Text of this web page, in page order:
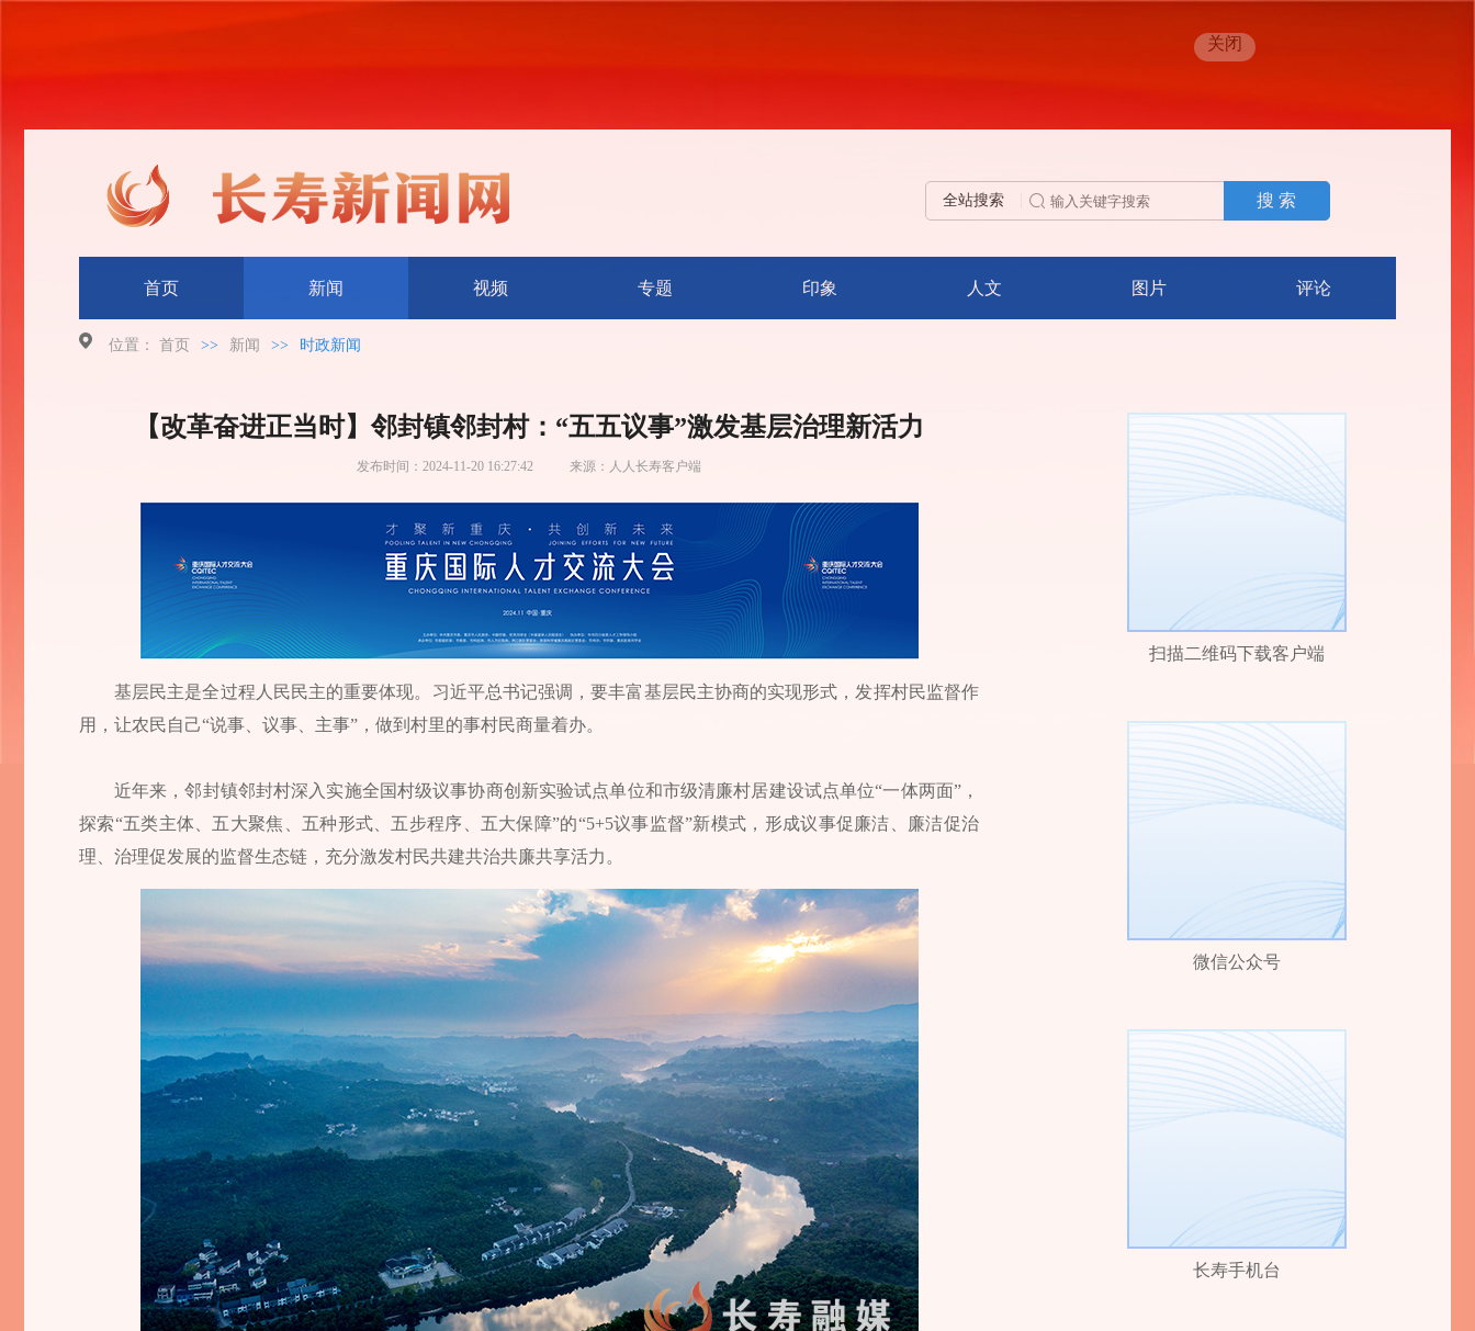
关闭
全站搜索 搜 索
首页 新闻 视频 专题 印象 人文 图片 评论
位置： 首页 >> 新闻 >> 时政新闻
【改革奋进正当时】邻封镇邻封村：“五五议事”激发基层治理新活力
发布时间： 2024-11-20 16:27:42 来源： 人人长寿客户端
基层民主是全过程人民民主的重要体现。习近平总书记强调，要丰富基层民主协商的实现形式，发挥村民监督作
用，让农民自己“说事、议事、主事”，做到村里的事村民商量着办。
近年来，邻封镇邻封村深入实施全国村级议事协商创新实验试点单位和市级清廉村居建设试点单位“一体两面”，
探索“五类主体、五大聚焦、五种形式、五步程序、五大保障”的“5+5议事监督”新模式，形成议事促廉洁、廉洁促治
理、治理促发展的监督生态链，充分激发村民共建共治共廉共享活力。
扫描二维码下载客户端
微信公众号
长寿手机台